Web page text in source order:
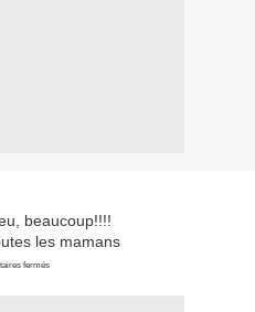
beaucoup!!!!
les mamans
fermés